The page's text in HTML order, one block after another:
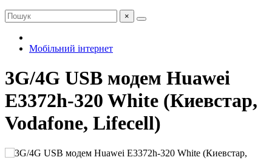
×
Мобільний інтернет
3G/4G USB модем Huawei
E3372h-320 White (Киевстар,
Vodafone, Lifecell)